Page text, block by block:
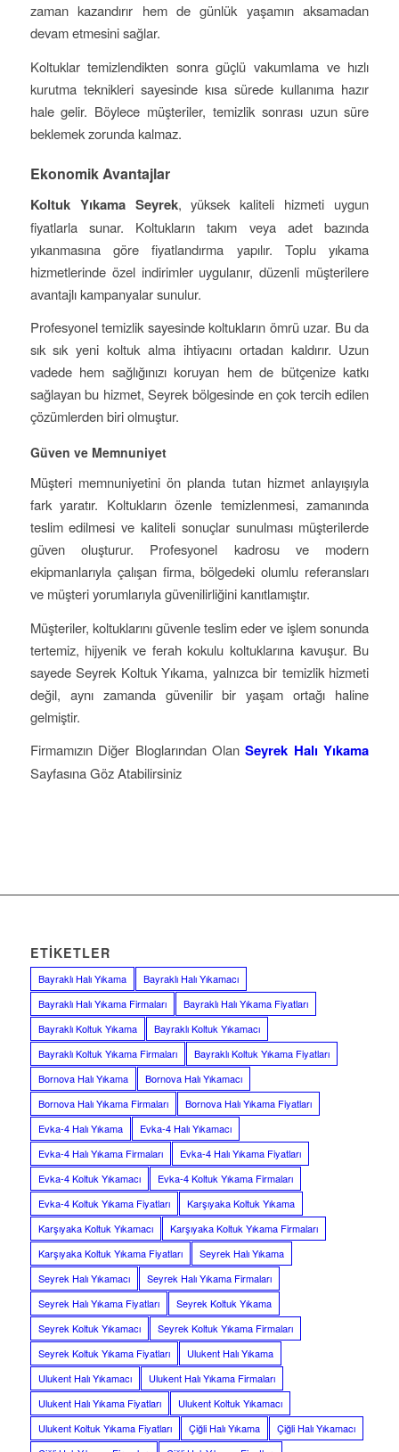
zaman kazandırır hem de günlük yaşamın aksamadan
devam etmesini sağlar.
Koltuklar temizlendikten sonra güçlü vakumlama ve hızlı
kurutma teknikleri sayesinde kısa sürede kullanıma hazır
hale gelir. Böylece müşteriler, temizlik sonrası uzun süre
beklemek zorunda kalmaz.
Ekonomik Avantajlar
Koltuk Yıkama Seyrek, yüksek kaliteli hizmeti uygun
fiyatlarla sunar. Koltukların takım veya adet bazında
yıkanmasına göre fiyatlandırma yapılır. Toplu yıkama
hizmetlerinde özel indirimler uygulanır, düzenli müşterilere
avantajlı kampanyalar sunulur.
Profesyonel temizlik sayesinde koltukların ömrü uzar. Bu da
sık sık yeni koltuk alma ihtiyacını ortadan kaldırır. Uzun
vadede hem sağlığınızı koruyan hem de bütçenize katkı
sağlayan bu hizmet, Seyrek bölgesinde en çok tercih edilen
çözümlerden biri olmuştur.
Güven ve Memnuniyet
Müşteri memnuniyetini ön planda tutan hizmet anlayışıyla
fark yaratır. Koltukların özenle temizlenmesi, zamanında
teslim edilmesi ve kaliteli sonuçlar sunulması müşterilerde
güven oluşturur. Profesyonel kadrosu ve modern
ekipmanlarıyla çalışan firma, bölgedeki olumlu referansları
ve müşteri yorumlarıyla güvenilirliğini kanıtlamıştır.
Müşteriler, koltuklarını güvenle teslim eder ve işlem sonunda
tertemiz, hijyenik ve ferah kokulu koltuklarına kavuşur. Bu
sayede Seyrek Koltuk Yıkama, yalnızca bir temizlik hizmeti
değil, aynı zamanda güvenilir bir yaşam ortağı haline
gelmiştir.
Firmamızın Diğer Bloglarından OlanSeyrek Halı Yıkama
Sayfasına Göz Atabilirsiniz
ETIKETLER
Bayraklı Halı Yıkama
Bayraklı Halı Yıkamacı
Bayraklı Halı Yıkama Firmaları
Bayraklı Halı Yıkama Fiyatları
Bayraklı Koltuk Yıkama
Bayraklı Koltuk Yıkamacı
Bayraklı Koltuk Yıkama Firmaları
Bayraklı Koltuk Yıkama Fiyatları
Bornova Halı Yıkama
Bornova Halı Yıkamacı
Bornova Halı Yıkama Firmaları
Bornova Halı Yıkama Fiyatları
Evka-4 Halı Yıkama
Evka-4 Halı Yıkamacı
Evka-4 Halı Yıkama Firmaları
Evka-4 Halı Yıkama Fiyatları
Evka-4 Koltuk Yıkamacı
Evka-4 Koltuk Yıkama Firmaları
Evka-4 Koltuk Yıkama Fiyatları
Karşıyaka Koltuk Yıkama
Karşıyaka Koltuk Yıkamacı
Karşıyaka Koltuk Yıkama Firmaları
Karşıyaka Koltuk Yıkama Fiyatları
Seyrek Halı Yıkama
Seyrek Halı Yıkamacı
Seyrek Halı Yıkama Firmaları
Seyrek Halı Yıkama Fiyatları
Seyrek Koltuk Yıkama
Seyrek Koltuk Yıkamacı
Seyrek Koltuk Yıkama Firmaları
Seyrek Koltuk Yıkama Fiyatları
Ulukent Halı Yıkama
Ulukent Halı Yıkamacı
Ulukent Halı Yıkama Firmaları
Ulukent Halı Yıkama Fiyatları
Ulukent Koltuk Yıkamacı
Ulukent Koltuk Yıkama Fiyatları
Çiğli Halı Yıkama
Çiğli Halı Yıkamacı